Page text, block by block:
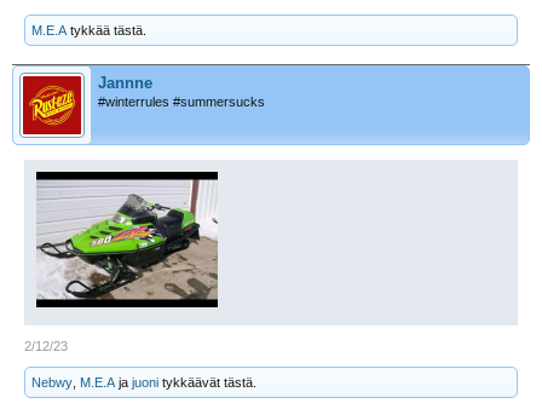
M.E.A tykkää tästä.
Jannne
#winterrules #summersucks
2/12/23
Nebwy M.E.A ja juoni tykkäävät tästä.